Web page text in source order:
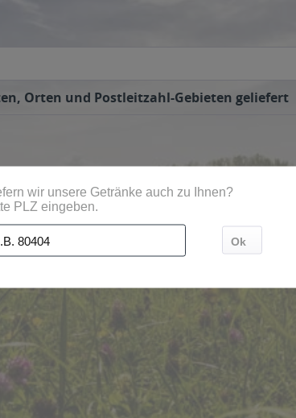
Orten und Postleitzahl-Gebieten geliefert